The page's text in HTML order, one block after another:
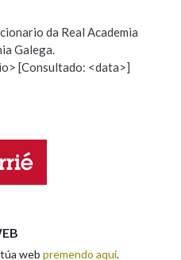
erro na palabra
da Real Academia
Galega.
[Consultado: <data>]
web premendo aquí.